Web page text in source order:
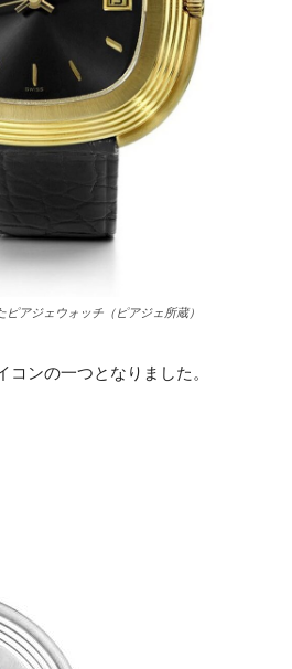
アジェウォッチ（ピアジェ所蔵）
ンの一つとなりました。